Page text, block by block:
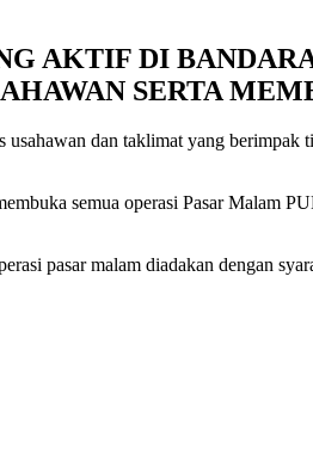
AKTIF DI
SERTA
dan taklimat yang berimpak
semua operasi Pasar Malam
pasar malam diadakan dengan